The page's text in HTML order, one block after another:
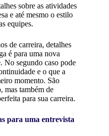
sobre as atividades
e até mesmo o estilo
equipes.
de carreira, detalhes
é para uma nova
No segundo caso pode
e o que a
momento. São
mas também de
para sua carreira.
para uma entrevista